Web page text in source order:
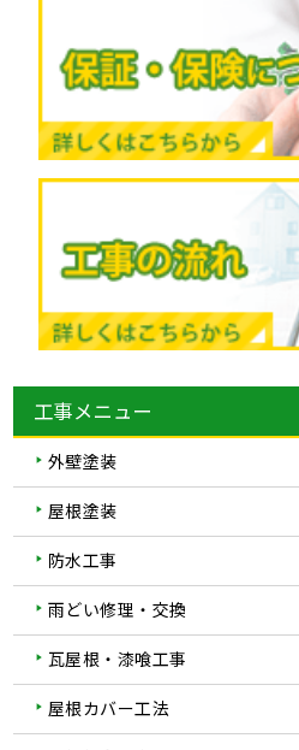
工事メニュー
外壁塗装
屋根塗装
防水工事
雨どい修理・交換
瓦屋根・漆喰工事
屋根カバー工法